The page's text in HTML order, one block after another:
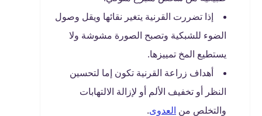
إذا تضررت القرنية يتغير نقائها ويقل وصول
الضوء للشبكية وتصبح الصورة مشوشة ولا
يستطيع المخ تمييزها.
أهداف زراعة القرنية تكون إما لتحسين
النظر أو تخفيف الألم أو لإزالة الالتهابات
والتخلص من العدوى.